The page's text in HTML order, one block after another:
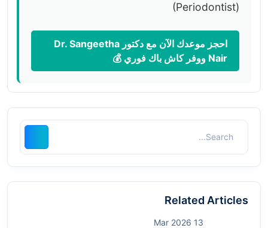
(Periodontist)
احجز موعدك الآن مع دكتور Dr. Sangeetha
Nair ووفر كاش باك فوري 💰
Related Articles
13 Mar 2026